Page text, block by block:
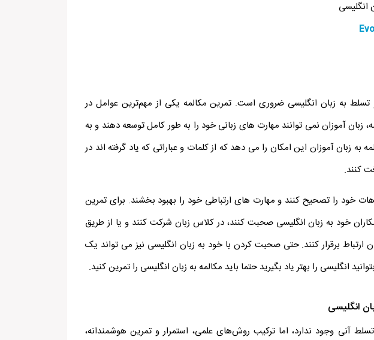
انگلیسی
تسلط به زبان انگلیسی ضروری است. تمرین مکالمه یکی از مهم‌ترین عوامل در
زبان آموزان نمی توانند مهارت های زبانی خود را به طور کامل توسعه دهند و به
زبان آموزان این امکان را می دهد که از کلمات و عباراتی که یاد گرفته اند در
کنند.
خود را تصحیح کنند و مهارت های ارتباطی خود را بهبود بخشند. برای تمرین
خود به زبان انگلیسی صحبت کنند، در کلاس زبان شرکت کنند و یا از طریق
ارتباط برقرار کنند. حتی صحبت کردن با خود به زبان انگلیسی نیز می تواند یک
انگلیسی را بهتر یاد بگیرید حتما باید مکالمه به زبان انگلیسی را تمرین کنید.
آنی وجود ندارد، اما ترکیب روش‌های علمی، استمرار و تمرین هوشمندانه،